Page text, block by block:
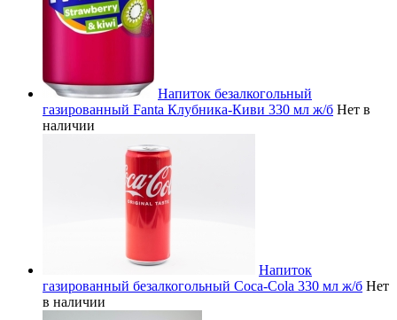
Напиток безалкогольный
газированный Fanta Клубника-Киви 330 мл ж/б Нет в
наличии
Напиток
газированный безалкогольный Coca-Cola 330 мл ж/б Нет
в наличии